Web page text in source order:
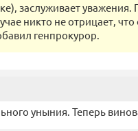
заслуживает
никто не отрицает,
генпрокурор.
уныния. Теперь